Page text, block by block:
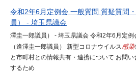
令和2年6月定例会 一般質問 質疑質問
員） - 埼玉県議会
澤圭一郎議員） - 埼玉県議会 令和2年6月定
（逢澤圭一郎議員） 新型コロナウイルス感染
と市町村との情報共有・連携について お問
するため